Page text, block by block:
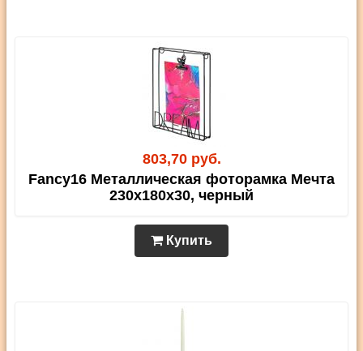
803,70 руб.
Fancy16 Металлическая фоторамка Мечта
230х180х30, черный
Купить